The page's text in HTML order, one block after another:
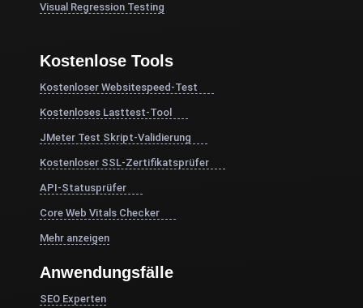
Visual Regression Testing
Kostenlose Tools
Kostenloser Websitespeed-Test
Kostenloses Lasttest-Tool
JMeter Test Skript-Validierung
Kostenloser SSL-Zertifikatsprüfer
API-Statusprüfer
Core Web Vitals Checker
Mehr anzeigen
Anwendungsfälle
SEO Experten